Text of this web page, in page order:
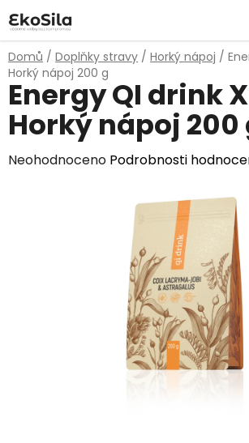
na
obsah
Domů / Doplňky stravy / Horký nápoj /
Horký nápoj 200 g
Energy QI drink
Horký nápoj 200
Průměrné
Neohodnoceno Podrobnosti